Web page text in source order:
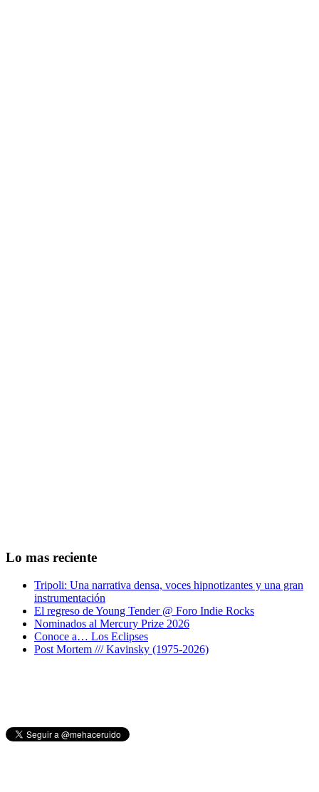
Lo mas reciente
Tripoli: Una narrativa densa, voces hipnotizantes y una gran
instrumentación
El regreso de Young Tender @ Foro Indie Rocks
Nominados al Mercury Prize 2026
Conoce a… Los Eclipses
Post Mortem /// Kavinsky (1975-2026)